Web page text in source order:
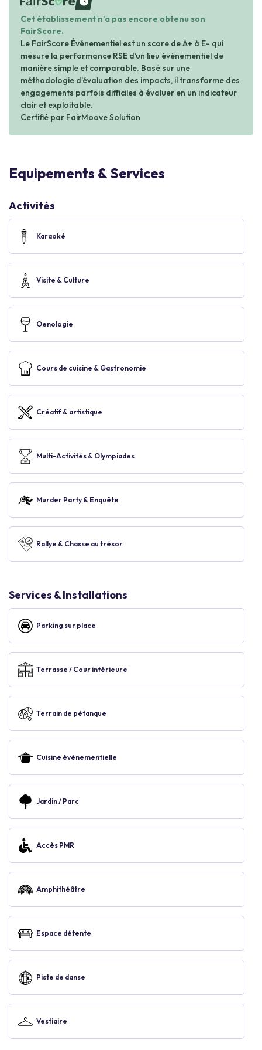
waiting
Cet établissement n'a pas encore obtenu son
FairScore.
Le FairScore Événementiel est un score de A+ à E- qui
mesure la performance RSE d’un lieu événementiel de
manière simple et comparable. Basé sur une
méthodologie d’évaluation des impacts, il transforme des
engagements parfois difficiles à évaluer en un indicateur
clair et exploitable.
Certifié par FairMoove Solution
Equipements & Services
Activités
Karaoké
Visite & Culture
Oenologie
Cours de cuisine & Gastronomie
Créatif & artistique
Multi-Activités & Olympiades
Murder Party & Enquête
Rallye & Chasse au trésor
Services & Installations
Parking sur place
Terrasse / Cour intérieure
Terrain de pétanque
Cuisine événementielle
Jardin / Parc
Accès PMR
Amphithéâtre
Espace détente
Piste de danse
Vestiaire